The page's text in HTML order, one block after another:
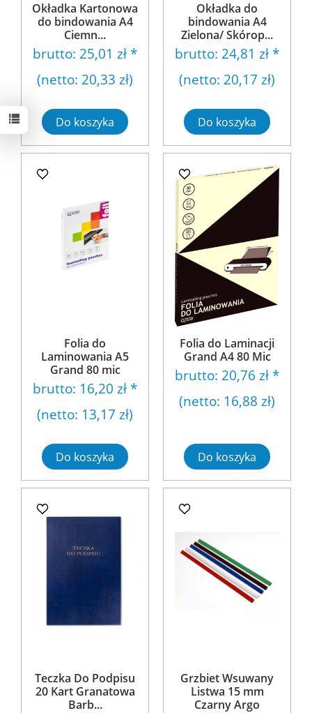
Okładka Kartonowa
do bindowania A4
Ciemn...
brutto: 25,01 zł *
(netto: 20,33 zł)
Do koszyka
Okładka do
bindowania A4
Zielona/ Skórop...
brutto: 24,81 zł *
(netto: 20,17 zł)
Do koszyka
Folia do
Laminowania A5
Grand 80 mic
brutto: 16,20 zł *
(netto: 13,17 zł)
Do koszyka
Folia do Laminacji
Grand A4 80 Mic
brutto: 20,76 zł *
(netto: 16,88 zł)
Do koszyka
Teczka Do Podpisu
20 Kart Granatowa
Barb...
Grzbiet Wsuwany
Listwa 15 mm
Czarny Argo